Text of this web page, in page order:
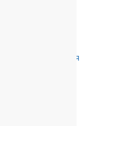
Комплектующие для